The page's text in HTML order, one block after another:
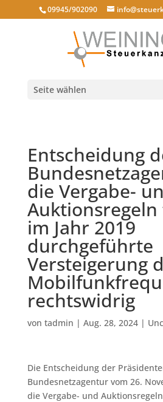
09945/902090
Seite wählen
Entscheidung
die Vergabe-
im Jahr 2019
durchgeführte
Versteigerung
rechtswidrig
von tadmin | Aug. 28, 2024|
Die Entscheidung der
Bundesnetzagentur vom 26.
die Vergabe- und